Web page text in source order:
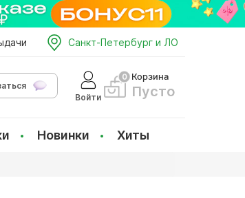
Санкт-Петербург и ЛО
Войти
Корзина
Пусто
Новинки Хиты